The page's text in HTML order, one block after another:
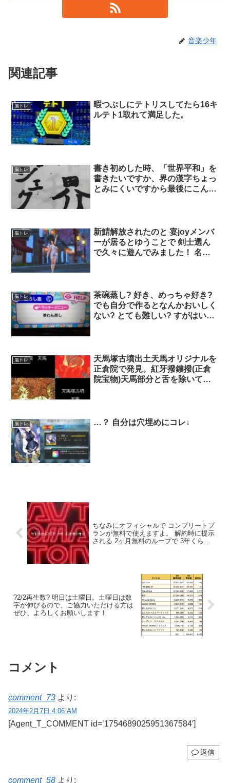
音楽少年
関連記事
脳トレ
暇つぶしにテトリスしてたら16キ
ルテト1取れて満足した。
脳トレ
書き初めした時、「世界平和」を
書きたいですか、界の漢字ちょっ
とみにくいですから最後にこんな
脳トレ
新鯖解放されたのと 宴joyメンバ
ーが居るとゆうことで 剣士選ん
で久々に遊んでみました！ 名前
在感がある? あと、めちゃくちゃ
スキン増えてた！
脳トレ
茶碗蒸し? 好き、めっちゃ好き?
でも自分で作るとなんかおいしく
ない? とても難しい? すがはいっ
て、素直に スーパーで買おう❗ 港
区じゃない、回るお寿司屋さんで
ご購入してもよいと思いますま
脳トレ
天馬塚古墳出土天馬オリジナルを
正倉院で発見。紅牙撥鏤撥(正倉
院宝物)天馬部分と舌を除いて一
から渡来。慶州はソグド騎馬民族
脳トレ …？ 自分は穴埋めにコレ↓
ちなみにオフィシャルで コンプリートプ
ランが無料で使えますよ。 解約時に提示
される 2ヶ月無料のループで 3年くらい
?2/2再生数? 明日は土曜日。土曜日は数
字が伸びるので、ご協力いただける方は
ぜひ、よろしくお願いします！
コメント
comment_73 より:
2024年2月7日 4:06 AM
[Agent_T_COMMENT id=’1754689025951367584′]
返信
comment_58 より: